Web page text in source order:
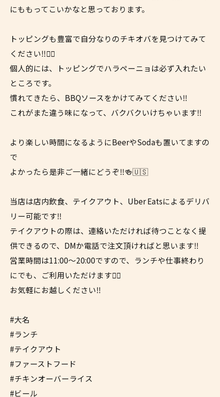
にももってこいかなと思っております。
トッピングも豊富で自分なりのチキオバを見つけてみて
ください‼︎👍🏼
個人的には、トッピングでハラペーニョは必ず入れたい
ところです。
慣れてきたら、BBQソースをかけてみてください‼︎
これがまた違う味になって、バクバクいけちゃいます‼︎
より楽しい時間になるようにBeerやSodaも置いてますの
で
よかったら是非ご一緒にどうぞ‼︎🍻🇺🇸
当店は店内飲食、テイクアウト、Uber Eatsによるデリバ
リー可能です‼︎
テイクアウトの際は、連絡いただければ待つことなく提
供できるので、DMか電話で注文頂ければと思います‼︎
営業時間は11:00〜20:00ですので、ランチや仕事終わり
にでも、ご利用いただけます✌🏼
お気軽にお越しください‼︎
#大名
#ランチ
#テイクアウト
#ファーストフード
#チキンオーバーライス
#ビール